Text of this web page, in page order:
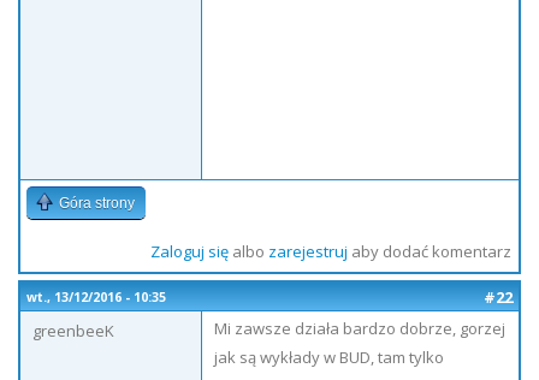
Góra strony
Zaloguj sięalbo zarejestruj aby dodać komentarz
wt., 13/12/2016 - 10:35
#22
greenbeeK
Mi zawsze działa bardzo dobrze, gorzej
jak są wykłady w BUD, tam tylko